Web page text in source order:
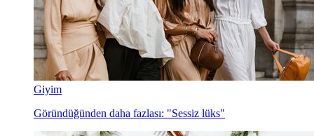
Giyim
Göründüğünden daha fazlası: "Sessiz lüks"